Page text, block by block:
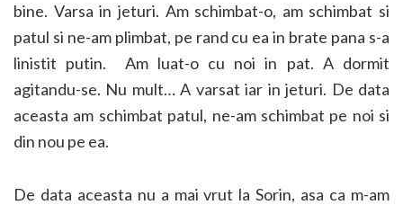
bine. Varsa in jeturi. Am schimbat-o, am schimbat si
patul si ne-am plimbat, pe rand cu ea in brate pana s-a
linistit putin. Am luat-o cu noi in pat. A dormit
agitandu-se. Nu mult… A varsat iar in jeturi. De data
aceasta am schimbat patul, ne-am schimbat pe noi si
din nou pe ea.
De data aceasta nu a mai vrut la Sorin, asa ca m-am